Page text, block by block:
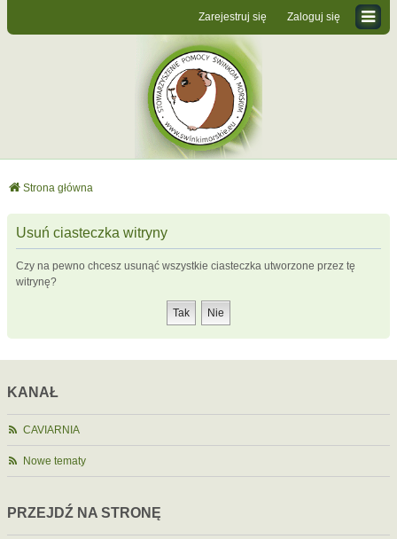
Zaloguj się
Zarejestruj się
Strona główna
Usuń ciasteczka witryny
Czy na pewno chcesz usunąć wszystkie ciasteczka utworzone przez tę
witrynę?
KANAŁ
CAVIARNIA
Nowe tematy
PRZEJDŹ NA STRONĘ